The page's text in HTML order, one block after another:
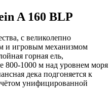
A 160 BLP
с великолепно
и игровым механизмом
горная ель,
800-1000 м над уровнем моря
дека подгоняется к
унифицированной